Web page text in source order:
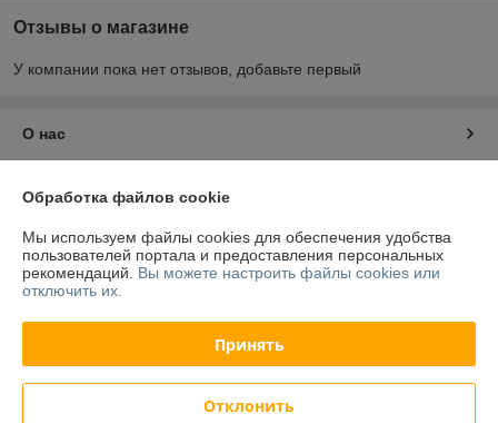
Отзывы о магазине
У компании пока нет отзывов, добавьте первый
О нас
Доставка и оплата
График работы
Обработка файлов cookie
Мы используем файлы cookies для обеспечения удобства
пользователей портала и предоставления персональных
рекомендаций. Вы можете настроить файлы cookies или
отключить их.
Принять
Отклонить